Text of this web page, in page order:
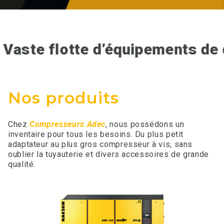
d’équipements de
Nos produits
ChezCompresseurs Adec, nous possédons un
inventaire pour tous les besoins. Du plus petit
adaptateur au plus gros compresseur à vis, sans
oublier la tuyauterie et divers accessoires de grande
qualité.